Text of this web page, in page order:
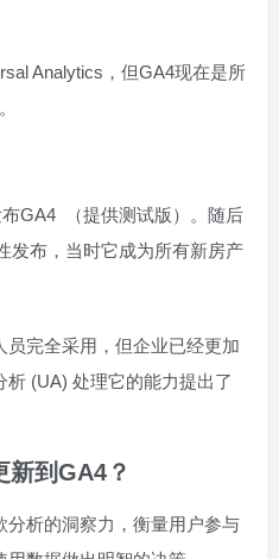
Analytics，但GA4现在是所
GA4 （提供测试版）。随后
发布，当时它成为所有新房产
员完全采用，但企业已经更加
(UA) 处理它的能力提出了
到GA4？
析的洞察力，衡量用户参与